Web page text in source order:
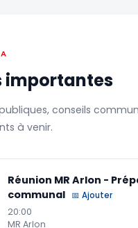
importantes
conseils
à venir.
Réunion MR Arlon -
communal
📅 Ajouter
20:00
MR Arlon